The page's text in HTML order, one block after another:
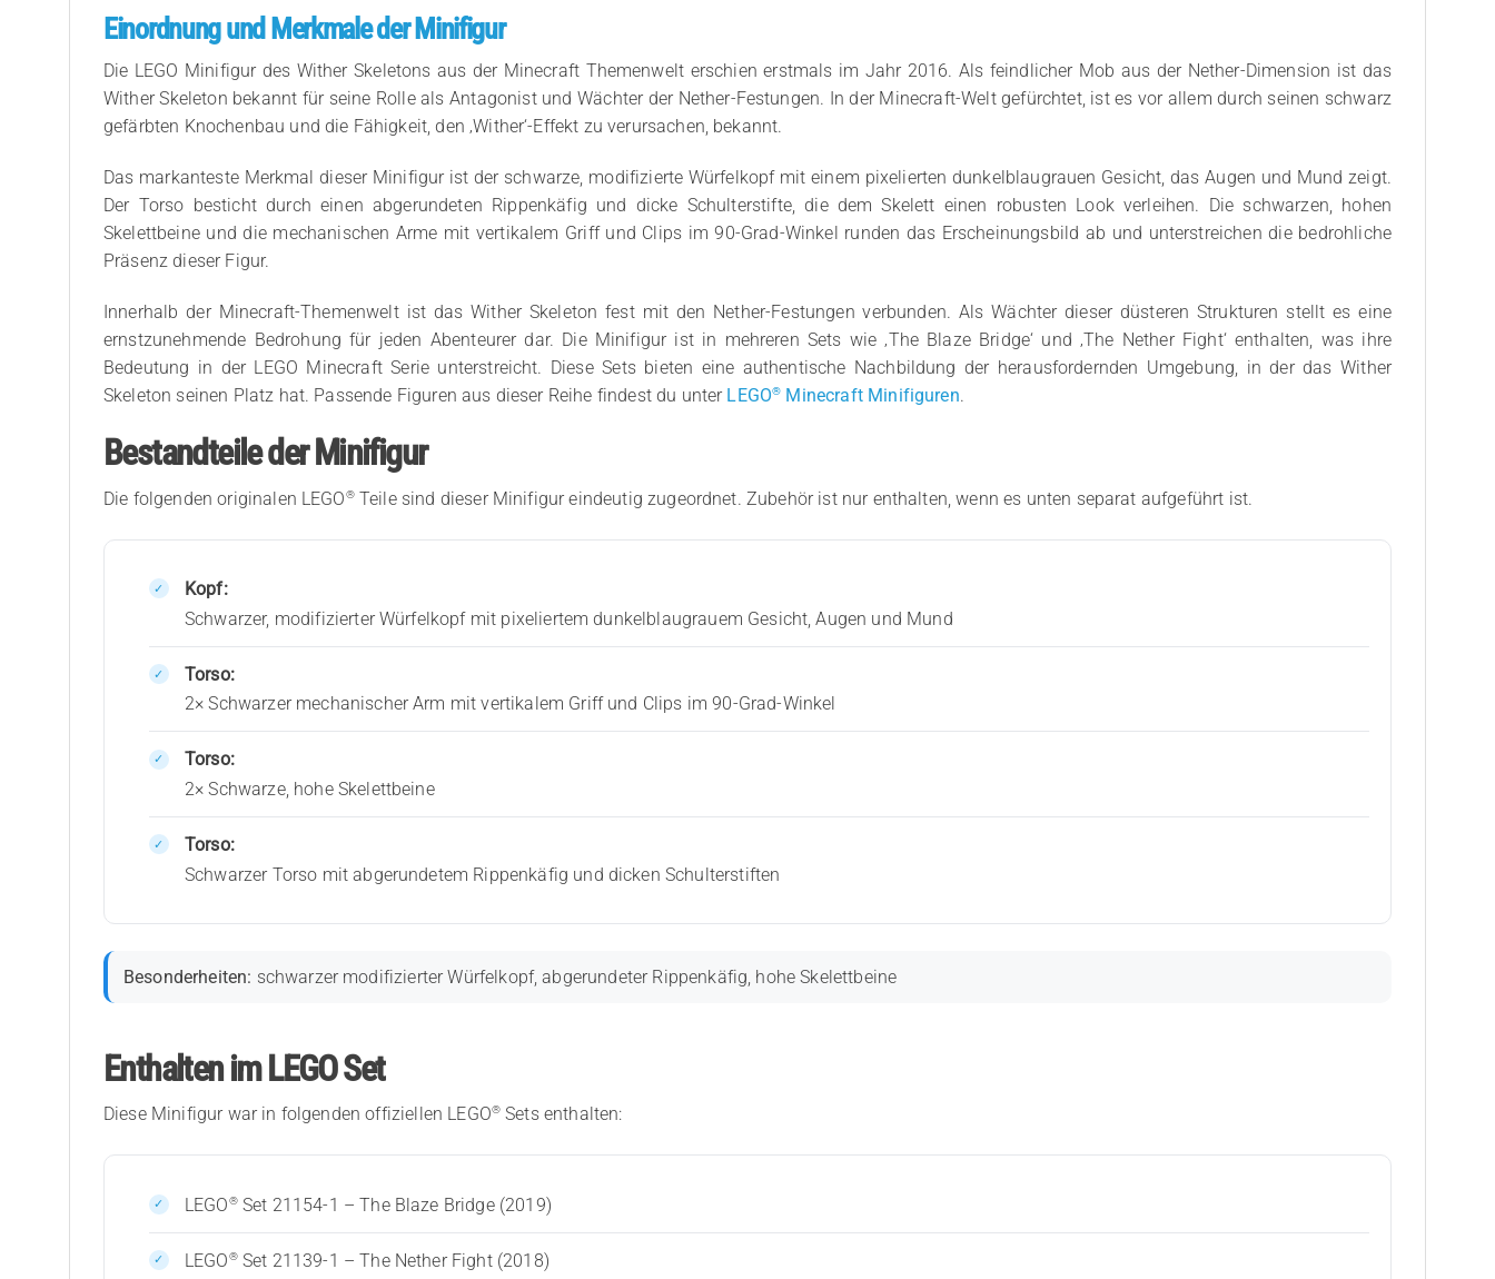
Einordnung und Merkmale der Minifigur
Die LEGO Minifigur des Wither Skeletons aus der Minecraft Themenwelt erschien erstmals im Jahr 2016. Als feindlicher Mob aus der Nether-Dimension ist das
Wither Skeleton bekannt für seine Rolle als Antagonist und Wächter der Nether-Festungen. In der Minecraft-Welt gefürchtet, ist es vor allem durch seinen schwarz
gefärbten Knochenbau und die Fähigkeit, den ‚Wither‘-Effekt zu verursachen, bekannt.
Das markanteste Merkmal dieser Minifigur ist der schwarze, modifizierte Würfelkopf mit einem pixelierten dunkelblaugrauen Gesicht, das Augen und Mund zeigt.
Der Torso besticht durch einen abgerundeten Rippenkäfig und dicke Schulterstifte, die dem Skelett einen robusten Look verleihen. Die schwarzen, hohen
Skelettbeine und die mechanischen Arme mit vertikalem Griff und Clips im 90-Grad-Winkel runden das Erscheinungsbild ab und unterstreichen die bedrohliche
Präsenz dieser Figur.
Innerhalb der Minecraft-Themenwelt ist das Wither Skeleton fest mit den Nether-Festungen verbunden. Als Wächter dieser düsteren Strukturen stellt es eine
ernstzunehmende Bedrohung für jeden Abenteurer dar. Die Minifigur ist in mehreren Sets wie ‚The Blaze Bridge‘ und ‚The Nether Fight‘ enthalten, was ihre
Bedeutung in der LEGO Minecraft Serie unterstreicht. Diese Sets bieten eine authentische Nachbildung der herausfordernden Umgebung, in der das Wither
Skeleton seinen Platz hat. Passende Figuren aus dieser Reihe findest du unter LEGO® Minecraft Minifiguren.
Bestandteile der Minifigur
Die folgenden originalen LEGO®Teile sind dieser Minifigur eindeutig zugeordnet. Zubehör ist nur enthalten, wenn es unten separat aufgeführt ist.
Kopf:
Schwarzer, modifizierter Würfelkopf mit pixeliertem dunkelblaugrauem Gesicht, Augen und Mund
Torso:
2× Schwarzer mechanischer Arm mit vertikalem Griff und Clips im 90-Grad-Winkel
Torso:
2× Schwarze, hohe Skelettbeine
Torso:
Schwarzer Torso mit abgerundetem Rippenkäfig und dicken Schulterstiften
Besonderheiten: schwarzer modifizierter Würfelkopf, abgerundeter Rippenkäfig, hohe Skelettbeine
Enthalten im LEGO Set
Diese Minifigur war in folgenden offiziellen LEGO® Sets enthalten:
LEGO®Set 21154-1 – The Blaze Bridge (2019)
LEGO®Set 21139-1 – The Nether Fight (2018)